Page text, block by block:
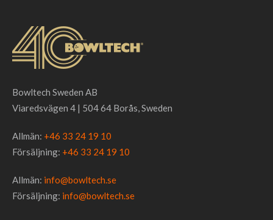
Bowltech Sweden AB
Viaredsvägen 4 | 504 64 Borås, Sweden
Allmän: +46 33 24 19 10
Försäljning: +46 33 24 19 10
Allmän: info@bowltech.se
Försäljning: info@bowltech.se